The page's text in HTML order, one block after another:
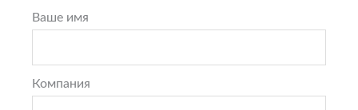
Ваше имя
Компания